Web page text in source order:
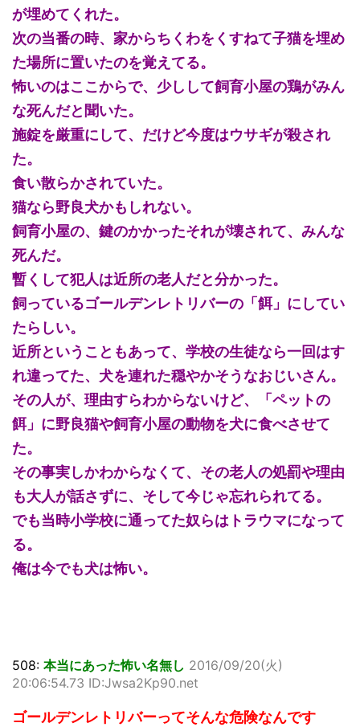
が埋めてくれた。
次の当番の時、家からちくわをくすねて子猫を埋め
た場所に置いたのを覚えてる。
怖いのはここからで、少しして飼育小屋の鶏がみん
な死んだと聞いた。
施錠を厳重にして、だけど今度はウサギが殺され
た。
食い散らかされていた。
猫なら野良犬かもしれない。
飼育小屋の、鍵のかかったそれが壊されて、みんな
死んだ。
暫くして犯人は近所の老人だと分かった。
飼っているゴールデンレトリバーの「餌」にしてい
たらしい。
近所ということもあって、学校の生徒なら一回はす
れ違ってた、犬を連れた穏やかそうなおじいさん。
その人が、理由すらわからないけど、「ペットの
餌」に野良猫や飼育小屋の動物を犬に食べさせて
た。
その事実しかわからなくて、その老人の処罰や理由
も大人が話さずに、そして今じゃ忘れられてる。
でも当時小学校に通ってた奴らはトラウマになって
る。
俺は今でも犬は怖い。
508: 本当にあった怖い名無し 2016/09/20(火)
20:06:54.73 ID:Jwsa2Kp90.net
ゴールデンレトリバーってそんな危険なんです